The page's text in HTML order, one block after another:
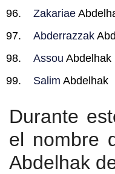
Zakariae
Abderrazzak
Assou Abdelhak
Salim Abdelhak
Durante
el nombre
Abdelhak